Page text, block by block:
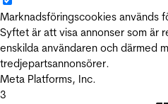
Marknadsföringscookies används
Syftet är att visa annonser som är
enskilda användaren och därmed
tredjepartsannonsörer.
Meta Platforms, Inc.
3